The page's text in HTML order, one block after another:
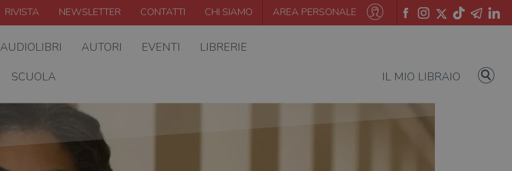
RIVISTA NEWSLETTER CONTATTI CHI SIAMO AREA PERSONALE
AUDIOLIBRI AUTORI EVENTI LIBRERIE
SCUOLA IL MIO LIBRAIO